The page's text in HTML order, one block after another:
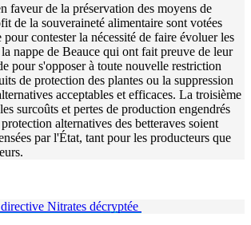
faveur de la préservation des moyens de
de la souveraineté alimentaire sont votées
contester la nécessité de faire évoluer les
nappe de Beauce qui ont fait preuve de leur
pour s'opposer à toute nouvelle restriction
de protection des plantes ou la suppression
acceptables et efficaces. La troisième
surcoûts et pertes de production engendrés
alternatives des betteraves soient
par l'État, tant pour les producteurs que
Nitrates décryptée